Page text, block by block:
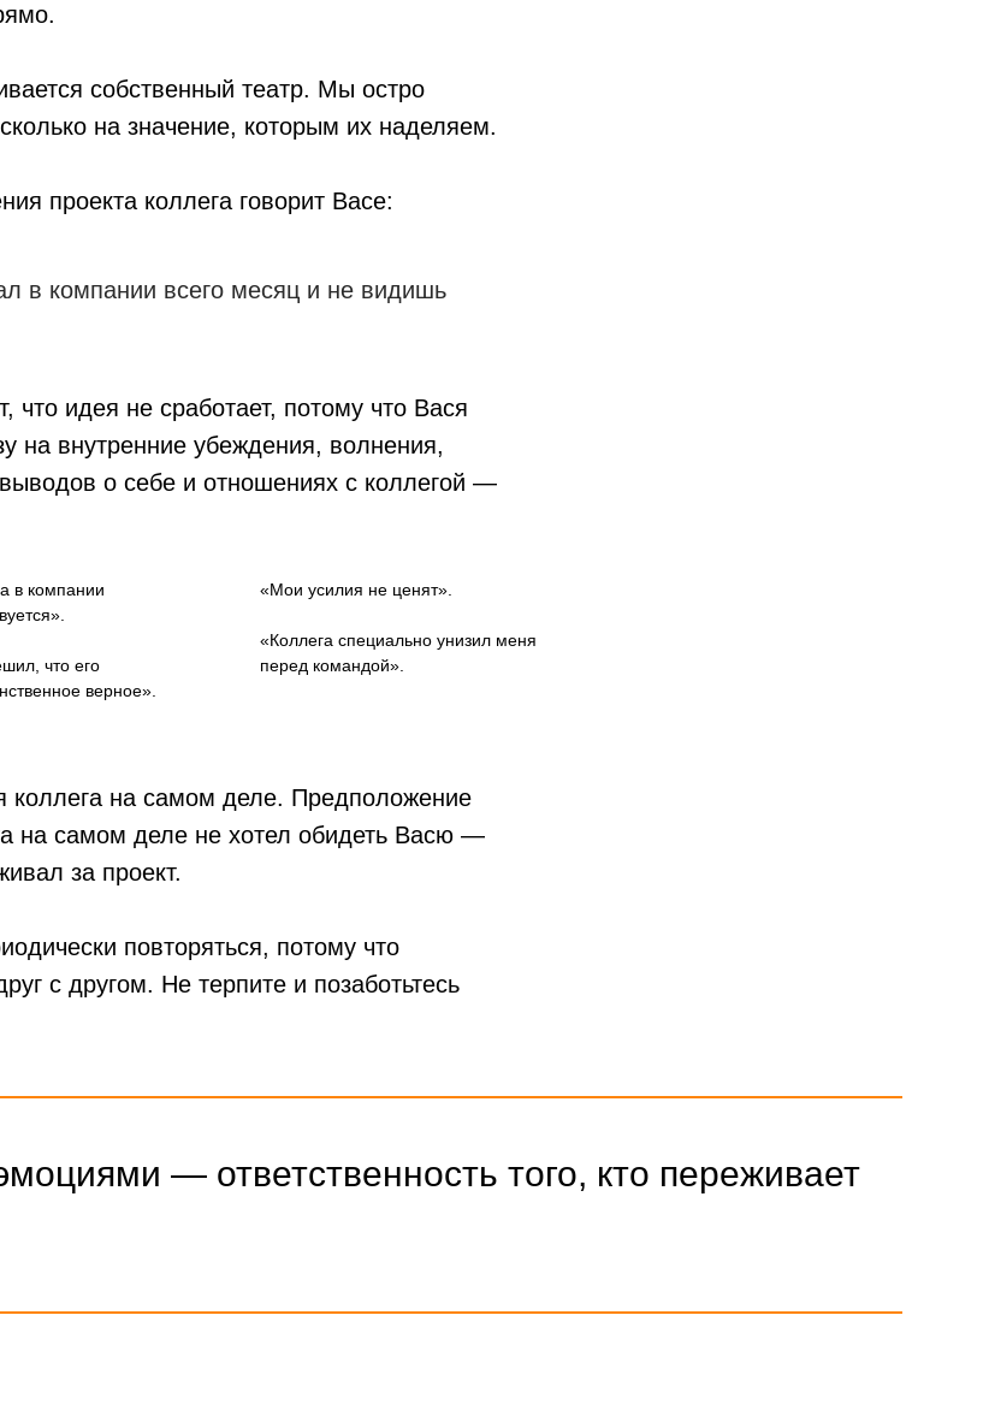
собственный театр. Мы остро
на значение, которым их наделяем.
проекта коллега говорит Васе:
в компании всего месяц и не видишь
что идея не сработает, потому что Вася
на внутренние убеждения, волнения,
о себе и отношениях с коллегой —
в компании
что его
верное».
«Мои усилия не ценят».
«Коллега специально унизил меня
перед командой».
коллега на самом деле. Предположение
на самом деле не хотел обидеть Васю —
за проект.
повторяться, потому что
с другом. Не терпите и позаботьтесь
— ответственность того, кто переживает